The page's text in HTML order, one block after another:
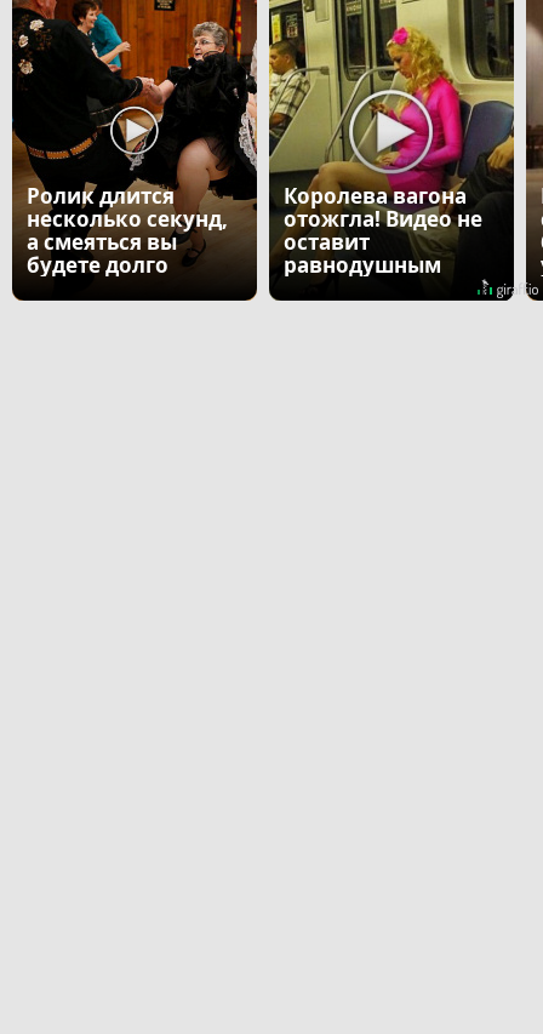
Ролик длится
несколько секунд,
а смеяться вы
будете долго
Королева вагона
отожгла! Видео не
оставит
равнодушным